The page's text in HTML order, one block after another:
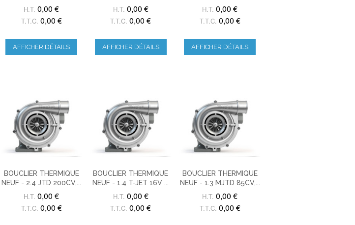
H.T. 0,00 €
T.T.C. 0,00 €
AFFICHER DÉTAILS
H.T. 0,00 €
T.T.C. 0,00 €
AFFICHER DÉTAILS
H.T. 0,00 €
T.T.C. 0,00 €
AFFICHER DÉTAILS
BOUCLIER THERMIQUE
NEUF - 2.4 JTD 200CV,...
H.T. 0,00 €
T.T.C. 0,00 €
BOUCLIER THERMIQUE
NEUF - 1.4 T-JET 16V ...
H.T. 0,00 €
T.T.C. 0,00 €
BOUCLIER THERMIQUE
NEUF - 1.3 MJTD 85CV,...
H.T. 0,00 €
T.T.C. 0,00 €